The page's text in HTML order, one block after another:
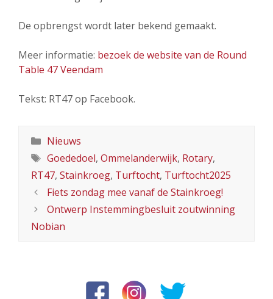
De opbrengst wordt later bekend gemaakt.
Meer informatie: bezoek de website van de Round
Table 47 Veendam
Tekst: RT47 op Facebook.
Categorieën
Nieuws
Tags
Goededoel, Ommelanderwijk, Rotary,
RT47, Stainkroeg, Turftocht, Turftocht2025
Fiets zondag mee vanaf de Stainkroeg!
Ontwerp Instemmingbesluit zoutwinning
Nobian